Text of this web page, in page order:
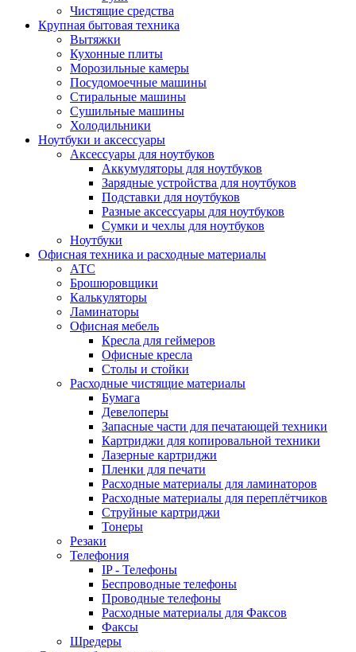
Чистящие средства
Крупная бытовая техника
Вытяжки
Кухонные плиты
Морозильные камеры
Посудомоечные машины
Стиральные машины
Сушильные машины
Холодильники
Ноутбуки и аксессуары
Аксессуары для ноутбуков
Аккумуляторы для ноутбуков
Зарядные устройства для ноутбуков
Подставки для ноутбуков
Разные аксессуары для ноутбуков
Сумки и чехлы для ноутбуков
Ноутбуки
Офисная техника и расходные материалы
АТС
Брошюровщики
Калькуляторы
Ламинаторы
Офисная мебель
Кресла для геймеров
Офисные кресла
Столы и стойки
Расходные чистящие материалы
Бумага
Девелоперы
Запасные части для печатающей техники
Картриджи для копировальной техники
Лазерные картриджи
Пленки для печати
Расходные материалы для ламинаторов
Расходные материалы для переплётчиков
Струйные картриджи
Тонеры
Резаки
Телефония
IP - Телефоны
Беспроводные телефоны
Проводные телефоны
Расходные материалы для Факсов
Факсы
Шредеры